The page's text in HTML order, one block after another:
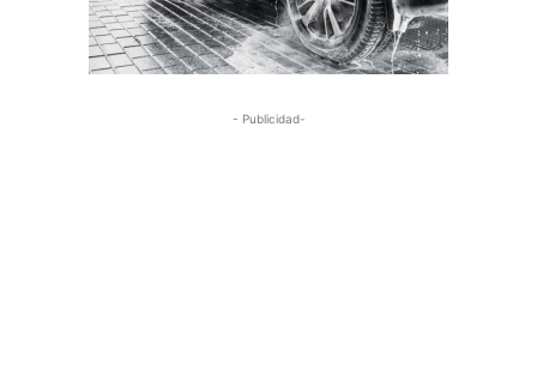
- Publicidad-